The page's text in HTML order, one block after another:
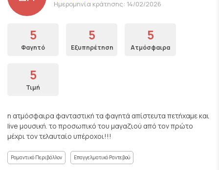
Ημερομηνία κράτησης: 14/02/2026
5
Φαγητό
5
Εξυπηρέτηση
5
Ατμόσφαιρα
5
Τιμή
η ατμόσφαιρα φανταστική τα φαγητά απίστευτα πετήχαμε και
live μουσική. το προσωπικό του μαγαζιού από τον πρώτο
μέχρι τον τελαυταίο υπέροχοι!!!
Ρομαντικό Περιβάλλον Επαγγελματικό Ραντεβού